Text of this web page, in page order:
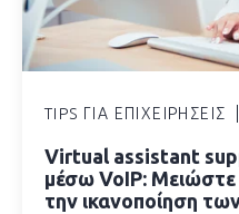
TIPS ΓΙΑ ΕΠΙΧΕΙΡΉΣΕΙΣ
Virtual assistant
μέσω VoIP:
την ικανοποίηση